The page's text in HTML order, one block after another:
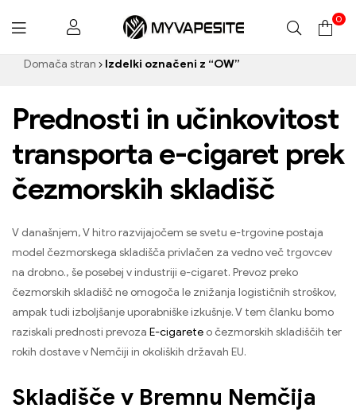
Myvapesite.de
0
Domača stran Izdelki označeni z “OW”
Prednosti in učinkovitost
transporta e-cigaret prek
čezmorskih skladišč
V današnjem, V hitro razvijajočem se svetu e-trgovine postaja
model čezmorskega skladišča privlačen za vedno več trgovcev
na drobno., še posebej v industriji e-cigaret. Prevoz preko
čezmorskih skladišč ne omogoča le znižanja logističnih stroškov,
ampak tudi izboljšanje uporabniške izkušnje. V tem članku bomo
raziskali prednosti prevoza E-cigarete o čezmorskih skladiščih ter
rokih dostave v Nemčiji in okoliških državah EU.
Skladišče v Bremnu Nemčija